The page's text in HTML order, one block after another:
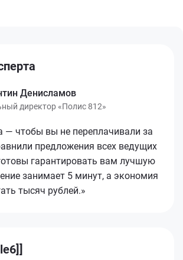
Денисламов
директор «Полис 812»
— чтобы вы не переплачивали за
предложения всех ведущих
гарантировать вам лучшую
занимает 5 минут, а экономия
тысяч рублей.»